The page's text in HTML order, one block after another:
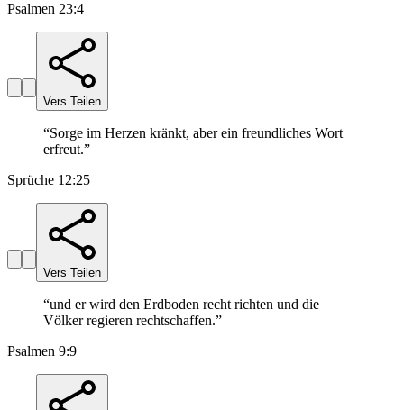
Psalmen 23:4
Vers Teilen
“Sorge im Herzen kränkt, aber ein freundliches Wort
erfreut.”
Sprüche 12:25
Vers Teilen
“und er wird den Erdboden recht richten und die
Völker regieren rechtschaffen.”
Psalmen 9:9